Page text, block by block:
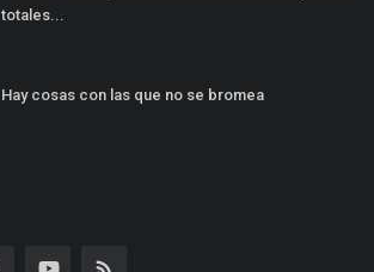
totales...
Hay cosas con las que no se bromea